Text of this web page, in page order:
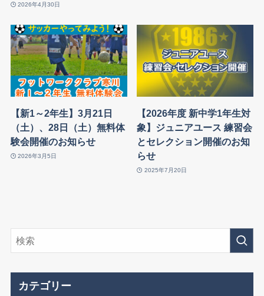
2026年4月30日
【新1～2年生】3月21日
（土）、28日（土）無料体
験会開催のお知らせ
2026年3月5日
【2026年度 新中学1年生対
象】ジュニアユース 練習会
とセレクション開催のお知
らせ
2025年7月20日
カテゴリー